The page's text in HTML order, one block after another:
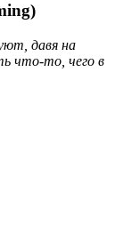
давя на
что-то, чего в